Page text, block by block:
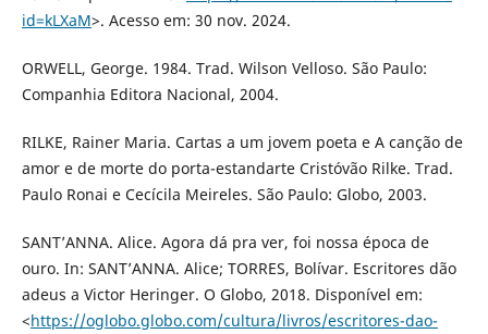
id=kLXaM>. Acesso em: 30 nov. 2024.
ORWELL, George. 1984. Trad. Wilson Velloso. São Paulo:
Companhia Editora Nacional, 2004.
RILKE, Rainer Maria. Cartas a um jovem poeta e A canção de
amor e de morte do porta-estandarte Cristóvão Rilke. Trad.
Paulo Ronai e Cecícila Meireles. São Paulo: Globo, 2003.
SANT’ANNA. Alice. Agora dá pra ver, foi nossa época de
ouro. In: SANT’ANNA. Alice; TORRES, Bolívar. Escritores dão
adeus a Victor Heringer. O Globo, 2018. Disponível em:
<https://oglobo.globo.com/cultura/livros/escritores-dao-